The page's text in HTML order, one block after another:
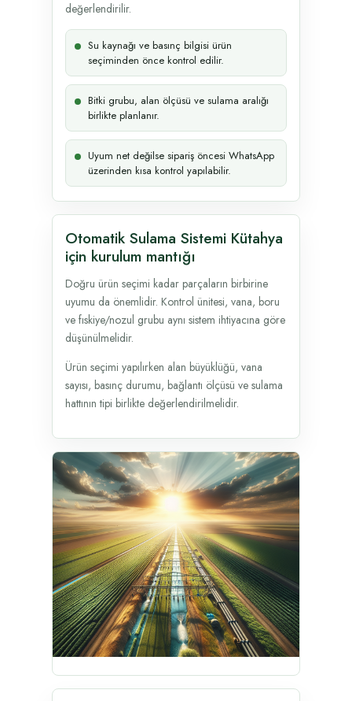
değerlendirilir.
Su kaynağı ve basınç bilgisi ürün
seçiminden önce kontrol edilir.
Bitki grubu, alan ölçüsü ve sulama aralığı
birlikte planlanır.
Uyum net değilse sipariş öncesi WhatsApp
üzerinden kısa kontrol yapılabilir.
Otomatik Sulama Sistemi Kütahya
için kurulum mantığı
Doğru ürün seçimi kadar parçaların birbirine
uyumu da önemlidir. Kontrol ünitesi, vana, boru
ve fıskiye/nozul grubu aynı sistem ihtiyacına göre
düşünülmelidir.
Ürün seçimi yapılırken alan büyüklüğü, vana
sayısı, basınç durumu, bağlantı ölçüsü ve sulama
hattının tipi birlikte değerlendirilmelidir.